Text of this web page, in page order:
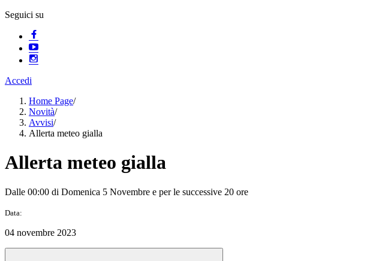
Seguici su
Accedi
Home Page/
Novità/
Avvisi/
Allerta meteo gialla
Allerta meteo gialla
Dalle 00:00 di Domenica 5 Novembre e per le successive 20 ore
Data:
04 novembre 2023